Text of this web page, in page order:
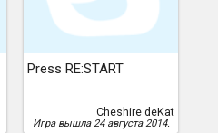
Press RE:START
Cheshire deKat
Игра вышла 24 августа 2014.